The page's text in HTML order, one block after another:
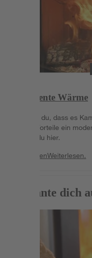
Intelligente Wärme
Wusstest du, dass es
Welche Vorteile ein
erfährst du hier.
WeiterlesenWeiterlesen.
Das könnte dich